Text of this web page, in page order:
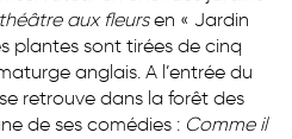
aux fleursen « Jardin
plantes sont tirées de cinq
anglais. A l’entrée du
retrouve dans la forêt des
de ses comédies : Comme il